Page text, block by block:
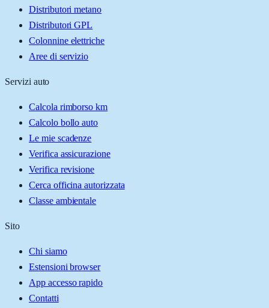
Distributori metano
Distributori GPL
Colonnine elettriche
Aree di servizio
Servizi auto
Calcola rimborso km
Calcolo bollo auto
Le mie scadenze
Verifica assicurazione
Verifica revisione
Cerca officina autorizzata
Classe ambientale
Sito
Chi siamo
Estensioni browser
App accesso rapido
Contatti